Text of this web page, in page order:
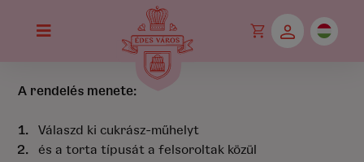
A rendelés menete:
Válaszd ki cukrász-műhelyt
és a torta típusát a felsoroltak közül